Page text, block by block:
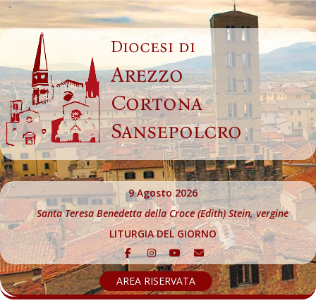
Skip
to
content
Diocesi di
Arezzo
Cortona
Sansepolcro
9 Agosto 2026
Santa Teresa Benedetta della Croce (Edith) Stein, vergine
LITURGIA DEL GIORNO
AREA RISERVATA